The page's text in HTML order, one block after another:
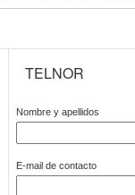
TELNOR
Nombre y apellidos
E-mail de contacto